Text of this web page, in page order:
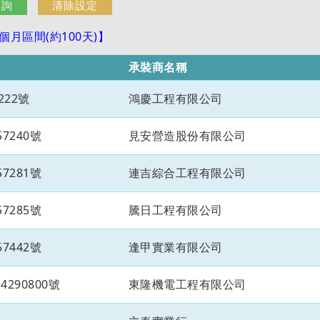
月區間(約100天)】
承裝商名稱
號
鴻慶工程有限公司
號 見安營造股份有限公司
號 連吉綜合工程有限公司
號 騰日工程有限公司
號 逢甲實業有限公司
號 東隆機電工程有限公司